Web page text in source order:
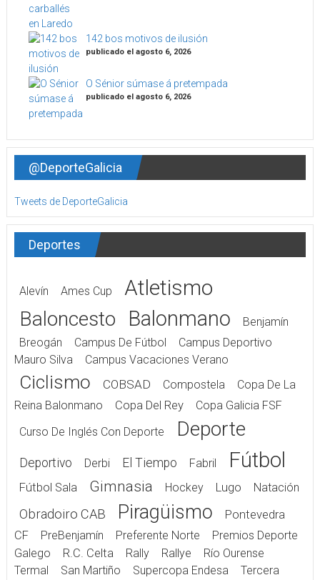
142 bos motivos de ilusión
publicado el agosto 6, 2026
O Sénior súmase á pretempada
publicado el agosto 6, 2026
@DeporteGalicia
Tweets de DeporteGalicia
Deportes
Alevín Ames Cup Atletismo
Baloncesto Balonmano
Benjamín
Breogán
Campus De Fútbol
Campus Deportivo
Mauro Silva
Campus Vacaciones Verano
Ciclismo COBSAD Compostela
Copa De La
Reina Balonmano
Copa Del Rey
Copa Galicia FSF
Curso De Inglés Con Deporte
Deporte
Deportivo Derbi El Tiempo Fabril Fútbol
Fútbol Sala Gimnasia Hockey Lugo Natación
Obradoiro CAB Piragüismo
Pontevedra
CF
PreBenjamín Preferente Norte
Premios Deporte
Galego
R.C. Celta Rally Rallye
Río Ourense
Termal
San Martiño Supercopa Endesa
Tercera